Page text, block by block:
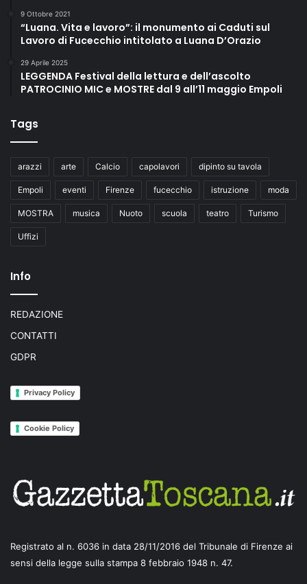
9 Ottobre 2021
“Luana. Vita e lavoro”: il monumento ai Caduti sul
Lavoro di Fucecchio intitolato a Luana D’Orazio
29 Aprile 2025
LEGGENDA Festival della lettura e dell’ascolto
PATROCINIO MIC e MOSTRE dal 9 all’11 maggio Empoli
Tags
arazzi arte Calcio capolavori dipinto su tavola
Empoli eventi Firenze fucecchio istruzione moda
MOSTRA musica Nuoto scuola teatro Turismo
Uffizi
Info
REDAZIONE
CONTATTI
GDPR
Privacy Policy
Cookie Policy
Registrato al n. 6036 in data 28/11/2016 del Tribunale di Firenze ai
sensi della legge sulla stampa 8 febbraio 1948 n. 47.